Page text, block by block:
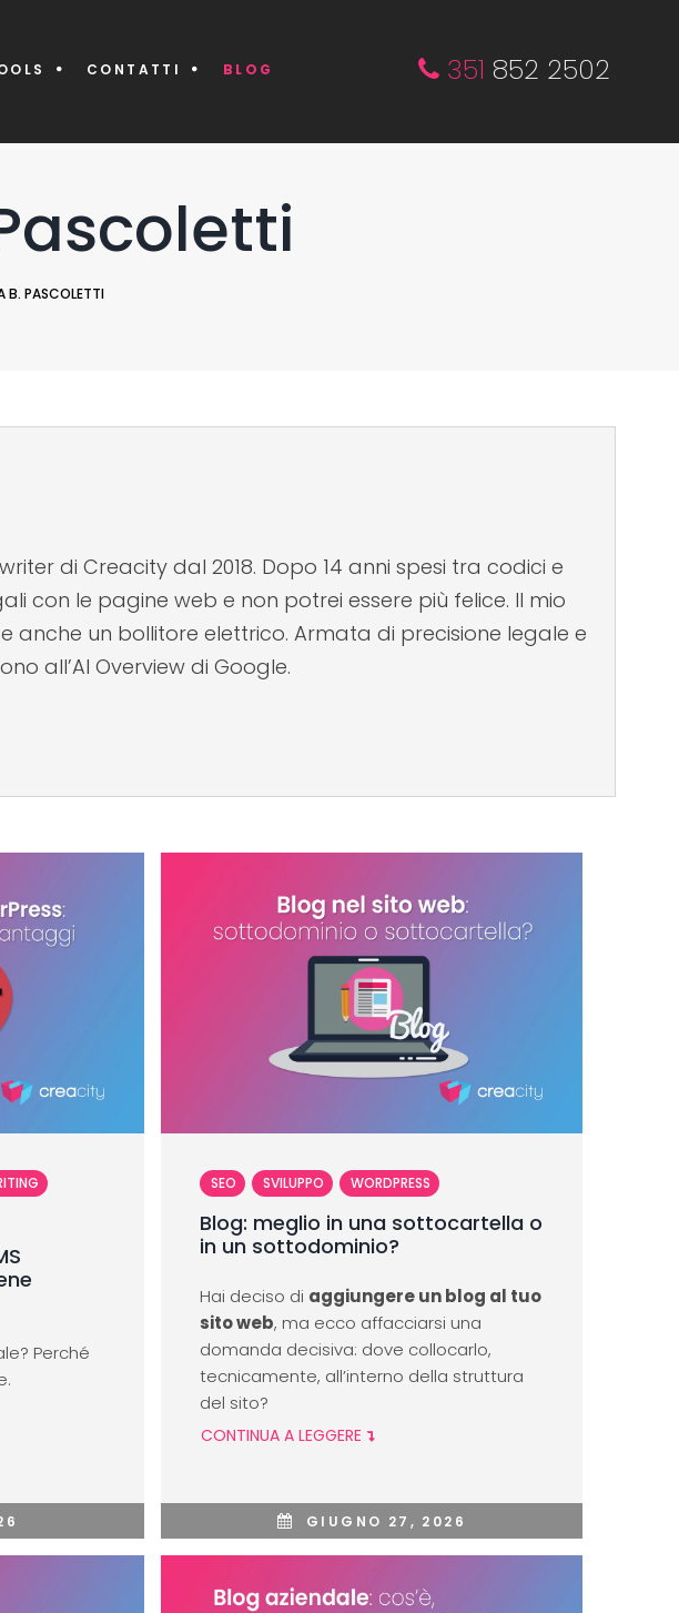
CONTATTI BLOG 351 852 2502
B. PASCOLETTI
di Creacity dal 2018. Dopo 14 anni spesi tra codici e
con le pagine web e non potrei essere più felice. Il mio
anche un bollitore elettrico. Armata di precisione legale e
all’AI Overview di Google.
Perché
SEO SVILUPPO WORDPRESS
Blog: meglio in una sottocartella o
in un sottodominio?
Hai deciso di aggiungere un blog al tuo
sito web, ma ecco affacciarsi una
domanda decisiva: dove collocarlo,
tecnicamente, all’interno della struttura
del sito?
CONTINUA A LEGGERE
GIUGNO 27, 2026